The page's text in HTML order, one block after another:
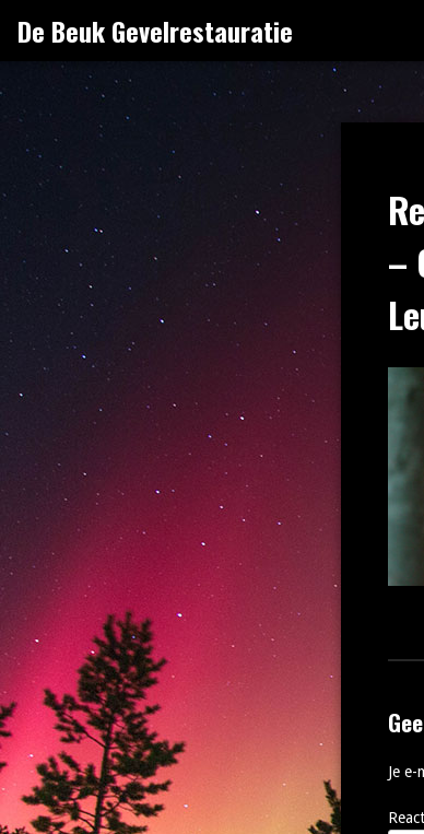
de
inhoud
springen
De Beuk Gevelrestauratie
–
Je